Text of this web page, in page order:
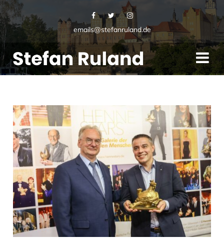
emails@stefanruland.de